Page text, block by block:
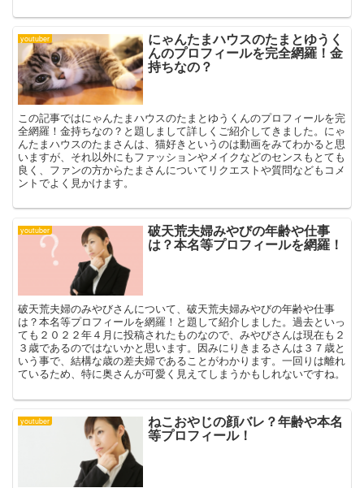
youtuber にゃんたまハウスのたまとゆうく
んのプロフィールを完全網羅！金
持ちなの？
この記事ではにゃんたまハウスのたまとゆうくんのプロフィールを完
全網羅！金持ちなの？と題しまして詳しくご紹介してきました。にゃ
んたまハウスのたまさんは、猫好きというのは動画をみてわかると思
いますが、それ以外にもファッションやメイクなどのセンスもとても
良く、ファンの方からたまさんについてリクエストや質問などもコメ
ントでよく見かけます。
youtuber 破天荒夫婦みやびの年齢や仕事
は？本名等プロフィールを網羅！
破天荒夫婦のみやびさんについて、破天荒夫婦みやびの年齢や仕事
は？本名等プロフィールを網羅！と題して紹介しました。過去といっ
ても２０２２年４月に投稿されたものなので、みやびさんは現在も２
３歳であるのではないかと思います。因みにりきまるさんは３７歳と
いう事で、結構な歳の差夫婦であることがわかります。一回りは離れ
ているため、特に奥さんが可愛く見えてしまうかもしれないですね。
youtuber ねこおやじの顔バレ？年齢や本名
等プロフィール！